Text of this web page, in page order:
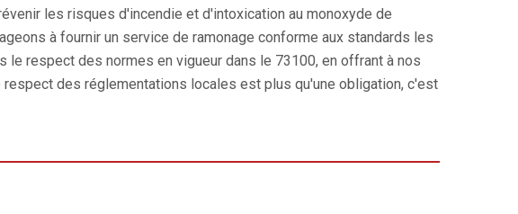
les risques d'incendie et d'intoxication au monoxyde de
à fournir un service de ramonage conforme aux standards les
respect des normes en vigueur dans le 73100, en offrant à nos
des réglementations locales est plus qu'une obligation, c'est